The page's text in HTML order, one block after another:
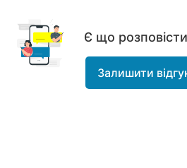
Є що
Залишити